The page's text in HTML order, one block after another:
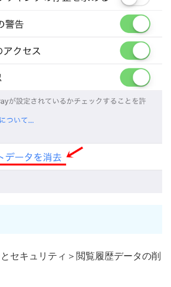
セキュリティ＞閲覧履歴データの削